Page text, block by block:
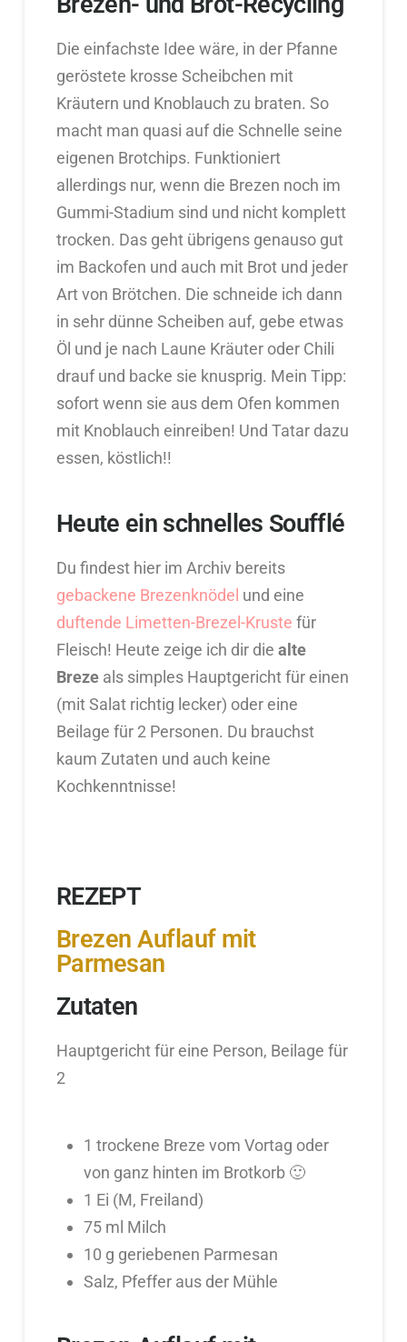
Die einfachste Idee wäre, in der Pfanne
geröstete krosse Scheibchen mit
Kräutern und Knoblauch zu braten. So
macht man quasi auf die Schnelle seine
eigenen Brotchips. Funktioniert
allerdings nur, wenn die Brezen noch im
Gummi-Stadium sind und nicht komplett
trocken. Das geht übrigens genauso gut
im Backofen und auch mit Brot und jeder
Art von Brötchen. Die schneide ich dann
in sehr dünne Scheiben auf, gebe etwas
Öl und je nach Laune Kräuter oder Chili
drauf und backe sie knusprig. Mein Tipp:
sofort wenn sie aus dem Ofen kommen
mit Knoblauch einreiben! Und Tatar dazu
essen, köstlich!!
Heute ein schnelles Soufflé
Du findest hier im Archiv bereits
gebackene Brezenknödel und eine
duftende Limetten-Brezel-Kruste für
Fleisch! Heute zeige ich dir die alte
Brezeals simples Hauptgericht für einen
(mit Salat richtig lecker) oder eine
Beilage für 2 Personen. Du brauchst
kaum Zutaten und auch keine
Kochkenntnisse!
REZEPT
Brezen Auflauf mit
Parmesan
Zutaten
Hauptgericht für eine Person, Beilage für
2
1 trockene Breze vom Vortag oder
von ganz hinten im Brotkorb 🙂
1 Ei (M, Freiland)
75 ml Milch
10 g geriebenen Parmesan
Salz, Pfeffer aus der Mühle